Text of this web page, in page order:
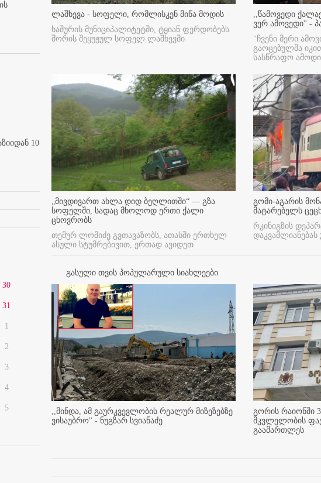
10
30
31
1
2
3
4
5
ლაშხევა - სოფელი, რომლისკენ მიწა მოდის
ხაშურის მუნიციპალიტეტში, ტყიან ფერდობებს
შორის შეყუჟულ სოფელ ლაშხევში
,,წამოვედი
ვერ ამოვედი'' -
"ჩვენი მერი
გაოცებულმა
სასწრაფო
„მივდივართ ახლა დიდ ბეღლითში“ — გზა
სოფელში, სადაც მხოლოდ ერთი ქალი
ცხოვრობს
თემურ ლომიძე გვთავაზობს, ათასში ერთხელ
ასული სტუმრებივით, ერთად ავიდეთ
გომი-აგარის
მატარებელს
რკინიგზის
დაკვამლიანებას
გასული თვის პოპულარული სიახლეები
,,მინდა, ამ გაურკვევლობის რეალურ მიზეზებზე
ვისაუბრო'' - ნუგზარ სვიანაძე
გორის რაიონში
მკვლელობის
გაამართლეს